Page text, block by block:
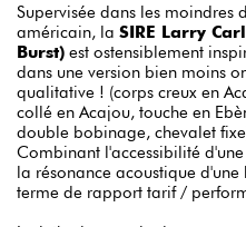
Supervisée dans les moindres
américain, la SIRE Larry
Burst) est ostensiblement
dans une version bien moins
qualitative ! (corps creux en
collé en Acajou, touche en
double bobinage, chevalet
Combinant l'accessibilité
la résonance acoustique
terme de rapport tarif /